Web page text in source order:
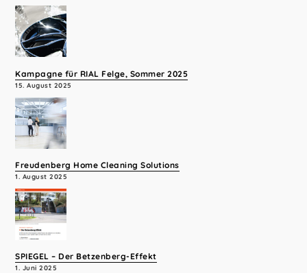
Kampagne für RIAL Felge, Sommer 2025
15. August 2025
Freudenberg Home Cleaning Solutions
1. August 2025
SPIEGEL – Der Betzenberg-Effekt
1. Juni 2025